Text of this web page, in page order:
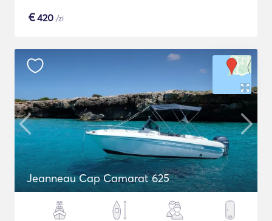
€420 /zi
Jeanneau Cap Camarat 625